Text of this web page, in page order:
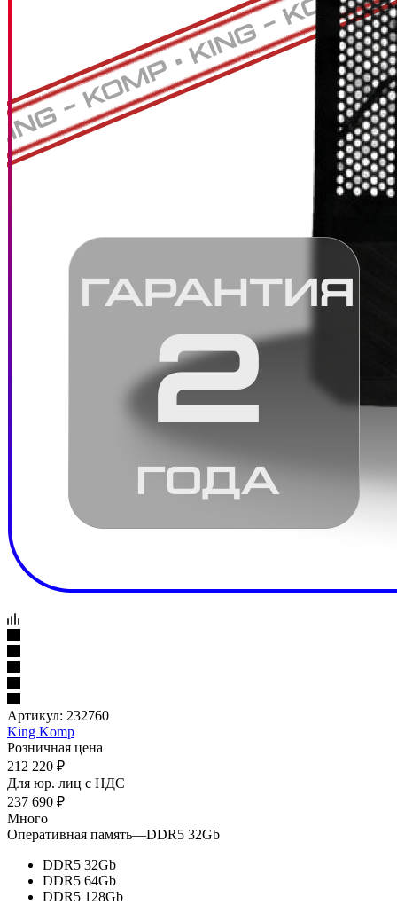
Артикул: 232760
King Komp
Розничная цена
212 220 ₽
Для юр. лиц c НДС
237 690 ₽
Много
Оперативная память—DDR5 32Gb
DDR5 32Gb
DDR5 64Gb
DDR5 128Gb